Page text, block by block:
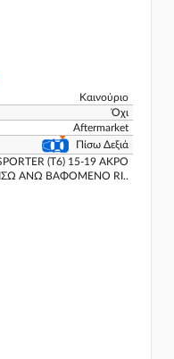
Καινούριο
Όχι
Aftermarket
Πίσω Δεξιά
(T6) 15-19 ΑΚΡΟ
ΑΝΩ ΒΑΦΟΜΕΝΟ RI..